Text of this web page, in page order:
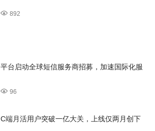
892
平台启动全球短信服务商招募，加速国际化服
96
C端月活用户突破一亿大关，上线仅两月创下